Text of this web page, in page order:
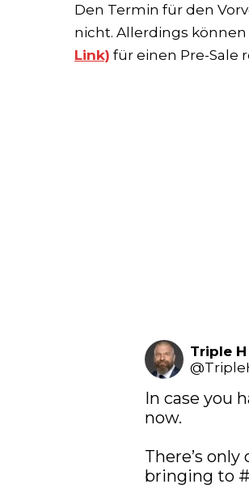
Den Termin für den
nicht. Allerdings
Link) für einen Pre-Sale
Triple H
@
In case you
now.
There’s
bringing to